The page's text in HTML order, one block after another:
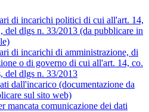
di incarichi politici di cui all'art. 14,
del dlgs n. 33/2013 (da pubblicare in
di incarichi di amministrazione, di
o di governo di cui all'art. 14, co.
del dlgs n. 33/2013
dall'incarico (documentazione da
sul sito web)
mancata comunicazione dei dati